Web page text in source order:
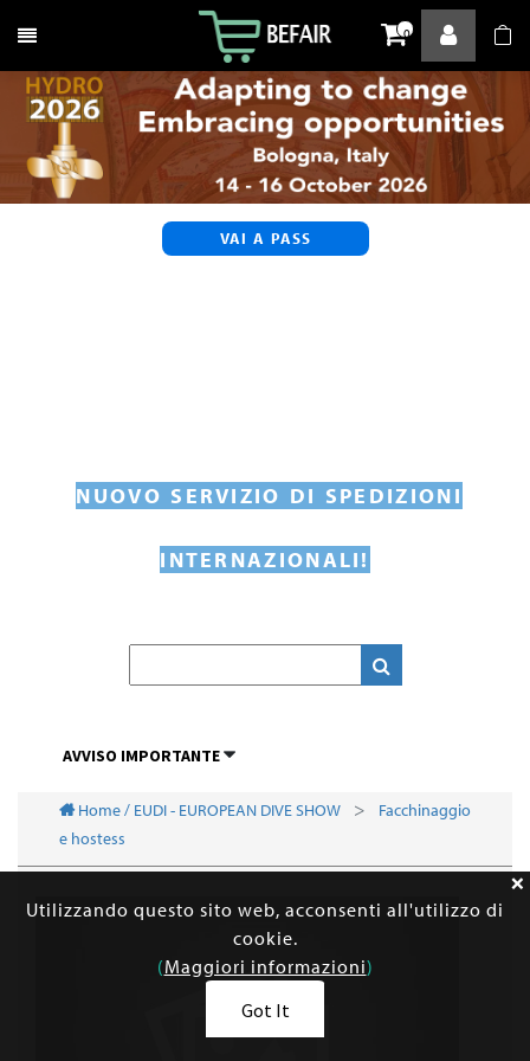
Attiva / disattiva la navigazione 0
VAI A PASS
NUOVO SERVIZIO DI SPEDIZIONI
INTERNAZIONALI!
AVVISO IMPORTANTE
Home / EUDI - EUROPEAN DIVE SHOW
Facchinaggio
e hostess
Utilizzando questo sito web, acconsenti all'utilizzo di
cookie.
(Maggiori informazioni)
Got It